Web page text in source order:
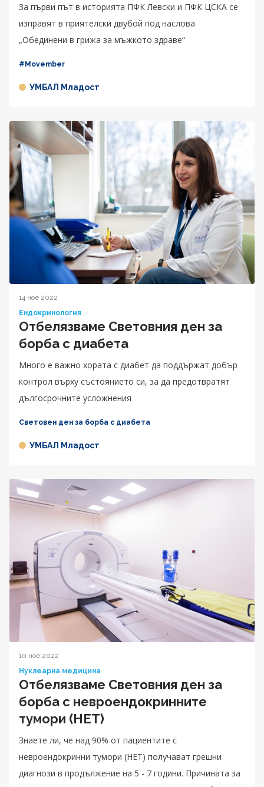
За първи път в историята ПФК Левски и ПФК ЦСКА се
изправят в приятелски двубой под наслова
„Обединени в грижа за мъжкото здраве“
#Movember
УМБАЛ Младост
14 ное 2022
Ендокринология
Отбелязваме Световния ден за
борба с диабета
Много е важно хората с диабет да поддържат добър
контрол върху състоянието си, за да предотвратят
дългосрочните усложнения
Световен ден за борба с диабета
УМБАЛ Младост
10 ное 2022
Нуклеарна медицина
Oтбелязваме Световния ден за
борба с невроендокринните
тумори (НЕТ)
Знаете ли, че над 90% от пациентите с
невроендокринни тумори (НЕТ) получават грешни
диагнози в продължение на 5 - 7 години. Причината за